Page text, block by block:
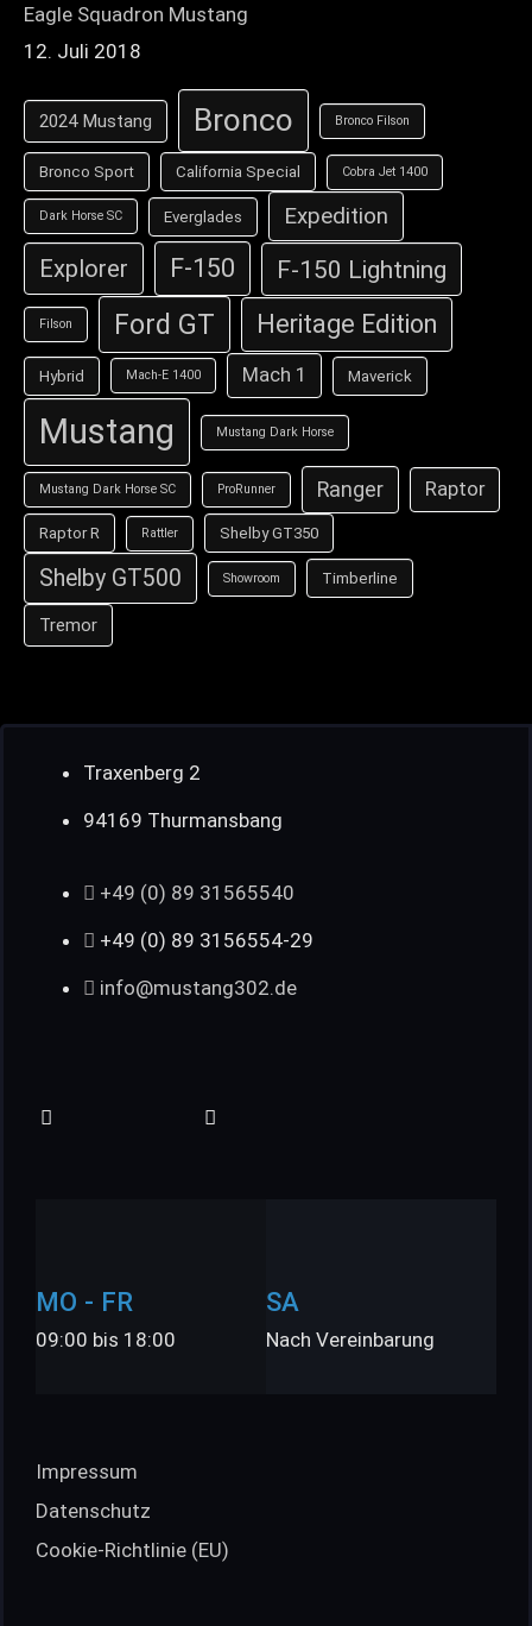
Eagle Squadron Mustang
12. Juli 2018
2024 Mustang Bronco Bronco Filson
Bronco Sport California Special Cobra Jet 1400
Dark Horse SC Everglades Expedition
Explorer F-150 F-150 Lightning
Filson Ford GT Heritage Edition
Hybrid Mach-E 1400 Mach 1 Maverick
Mustang Mustang Dark Horse
Mustang Dark Horse SC ProRunner Ranger Raptor
Raptor R Rattler Shelby GT350
Shelby GT500 Showroom Timberline
Tremor
Traxenberg 2
94169 Thurmansbang
+49 (0) 89 31565540
+49 (0) 89 3156554-29
info@mustang302.de
MO - FR
09:00 bis 18:00
SA
Nach Vereinbarung
Impressum
Datenschutz
Cookie-Richtlinie (EU)